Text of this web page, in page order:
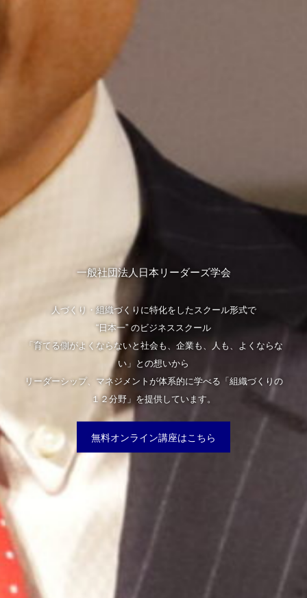
一般社団法人日本リーダーズ学会
人づくり・組織づくりに特化をしたスクール形式で
“日本一” のビジネススクール
「育てる側がよくならないと社会も、企業も、人も、よくならな
い」との想いから
リーダーシップ、マネジメントが体系的に学べる「組織づくりの
１２分野」を提供しています。
無料オンライン講座はこちら